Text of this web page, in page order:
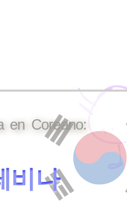
en Coreano:
비나